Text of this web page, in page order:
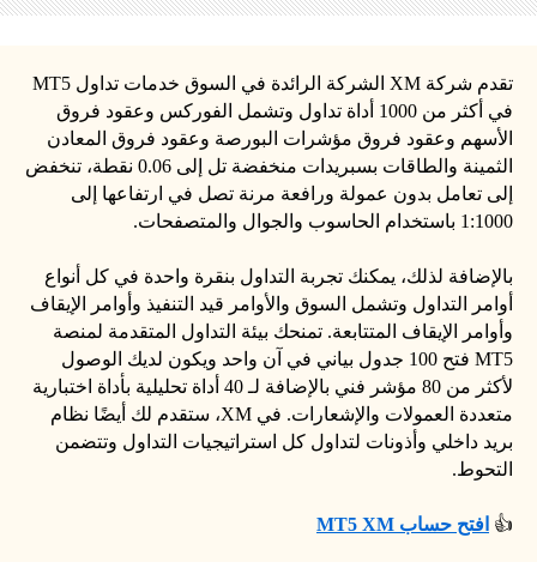
تقدم شركة XM الشركة الرائدة في السوق خدمات تداول MT5
في أكثر من 1000 أداة تداول وتشمل الفوركس وعقود فروق
الأسهم وعقود فروق مؤشرات البورصة وعقود فروق المعادن
الثمينة والطاقات بسبريدات منخفضة تل إلى 0.06 نقطة، تنخفض
إلى تعامل بدون عمولة ورافعة مرنة تصل في ارتفاعها إلى
1:1000 باستخدام الحاسوب والجوال والمتصفحات.
بالإضافة لذلك، يمكنك تجربة التداول بنقرة واحدة في كل أنواع
أوامر التداول وتشمل السوق والأوامر قيد التنفيذ وأوامر الإيقاف
وأوامر الإيقاف المتتابعة. تمنحك بيئة التداول المتقدمة لمنصة
MT5 فتح 100 جدول بياني في آن واحد ويكون لديك الوصول
لأكثر من 80 مؤشر فني بالإضافة لـ 40 أداة تحليلية بأداة اختبارية
متعددة العمولات والإشعارات. في XM، ستقدم لك أيضًا نظام
بريد داخلي وأذونات لتداول كل استراتيجيات التداول وتتضمن
التحوط.
👍 افتح حساب MT5 XM